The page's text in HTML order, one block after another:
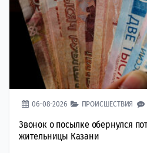
06-08-2026 ПРОИСШЕСТВИЯ
Звонок о посылке обернулся
жительницы Казани